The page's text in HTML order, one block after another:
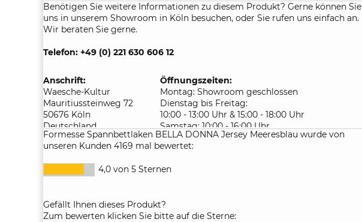
Benötigen Sie weitere Informationen zu diesem Produkt? Gerne können Sie
uns in unserem Showroom in Köln besuchen, oder Sie rufen uns einfach an.
Wir beraten Sie gerne.
Telefon: +49 (0) 221 630 606 12
Anschrift:
Waesche-Kultur
Mauritiussteinweg 72
50676 Köln
Deutschland
Öffnungszeiten:
Montag: Showroom geschlossen
Dienstag bis Freitag:
10:00 - 13:00 Uhr & 15:00 - 18:00 Uhr
Samstag: 10:00 - 16:00 Uhr
Formesse Spannbettlaken BELLA DONNA Jersey Meeresblau wurde von
unseren Kunden 4169 mal bewertet:
4,0 von 5 Sternen
Gefällt Ihnen dieses Produkt?
Zum bewerten klicken Sie bitte auf die Sterne: